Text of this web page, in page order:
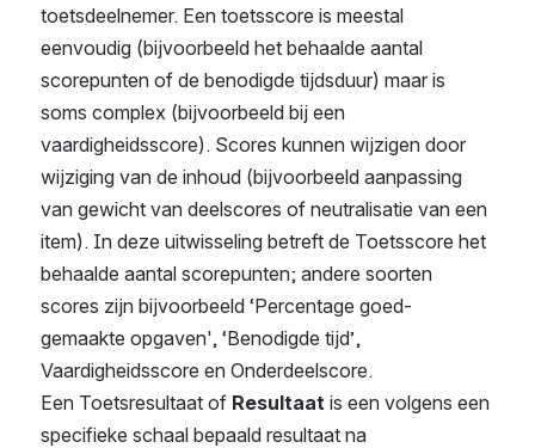
toetsdeelnemer. Een toetsscore is meestal
eenvoudig (bijvoorbeeld het behaalde aantal
scorepunten of de benodigde tijdsduur) maar is
soms complex (bijvoorbeeld bij een
vaardigheidsscore). Scores kunnen wijzigen door
wijziging van de inhoud (bijvoorbeeld aanpassing
van gewicht van deelscores of neutralisatie van een
item). In deze uitwisseling betreft de Toetsscore het
behaalde aantal scorepunten; andere soorten
scores zijn bijvoorbeeld ‘Percentage goed-
gemaakte opgaven', ‘Benodigde tijd’,
Vaardigheidsscore en Onderdeelscore.
Een Toetsresultaat of Resultaat is een volgens een
specifieke schaal bepaald resultaat na